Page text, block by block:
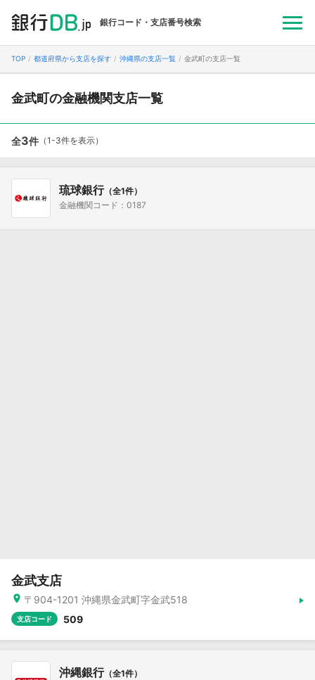
銀行コード・支店番号検索
TOP 都道府県から支店を探す 沖縄県の支店一覧 金武町の支店一覧
金武町の金融機関支店一覧
全3件 （1-3件を表示）
琉球銀行（全1件）
金融機関コード：0187
金武支店
〒904-1201 沖縄県金武町字金武518
支店コード 509
沖縄銀行（全1件）